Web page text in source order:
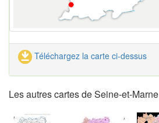
Téléchargez la carte ci-dessus
Les autres cartes de Seine-et-Marne